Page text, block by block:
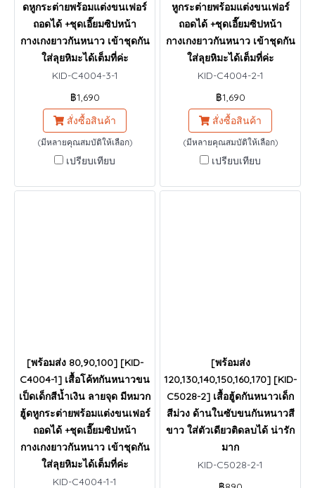
ดหูกระต่ายพร้อมแต่งขนเฟอร์
ถอดได้ +ชุดเอี๊ยมซิปหน้า
กางเกงยาวกันหนาว เข้าชุดกัน
ใส่ลุยหิมะได้เต็มที่ค่ะ
KID-C4004-3-1
฿1,690
สั่งซื้อสินค้า
(มีหลายคุณสมบัติให้เลือก)
เปรียบเทียบ
หูกระต่ายพร้อมแต่งขนเฟอร์
ถอดได้ +ชุดเอี๊ยมซิปหน้า
กางเกงยาวกันหนาว เข้าชุดกัน
ใส่ลุยหิมะได้เต็มที่ค่ะ
KID-C4004-2-1
฿1,690
สั่งซื้อสินค้า
(มีหลายคุณสมบัติให้เลือก)
เปรียบเทียบ
[พร้อมส่ง 80,90,100] [KID-
C4004-1] เสื้อโค้ทกันหนาวขน
เป็ดเด็กสีน้ำเงิน ลายจุด มีหมวก
ฮู้ดหูกระต่ายพร้อมแต่งขนเฟอร์
ถอดได้ +ชุดเอี๊ยมซิปหน้า
กางเกงยาวกันหนาว เข้าชุดกัน
ใส่ลุยหิมะได้เต็มที่ค่ะ
KID-C4004-1-1
[พร้อมส่ง
120,130,140,150,160,170] [KID-
C5028-2] เสื้อฮู้ดกันหนาวเด็ก
สีม่วง ด้านในซับขนกันหนาวสี
ขาว ใส่ตัวเดียวติดลบได้ น่ารัก
มาก
KID-C5028-2-1